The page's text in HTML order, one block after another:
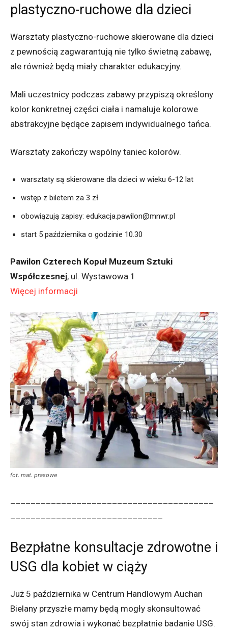
plastyczno-ruchowe dla dzieci
Warsztaty plastyczno-ruchowe skierowane dla dzieci
z pewnością zagwarantują nie tylko świetną zabawę,
ale również będą miały charakter edukacyjny.
Mali uczestnicy podczas zabawy przypiszą określony
kolor konkretnej części ciała i namaluje kolorowe
abstrakcyjne będące zapisem indywidualnego tańca.
Warsztaty zakończy wspólny taniec kolorów.
warsztaty są skierowane dla dzieci w wieku 6-12 lat
wstęp z biletem za 3 zł
obowiązują zapisy: edukacja.pawilon@mnwr.pl
start 5 października o godzinie 10.30
Pawilon Czterech Kopuł Muzeum Sztuki
Współczesnej, ul. Wystawowa 1
Więcej informacji
fot. mat. prasowe
Bezpłatne konsultacje zdrowotne i
USG dla kobiet w ciąży
Już 5 października w Centrum Handlowym Auchan
Bielany przyszłe mamy będą mogły skonsultować
swój stan zdrowia i wykonać bezpłatnie badanie USG.